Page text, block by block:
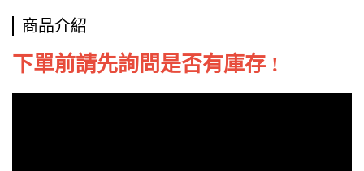
商品介紹
下單前請先詢問是否有庫存 !